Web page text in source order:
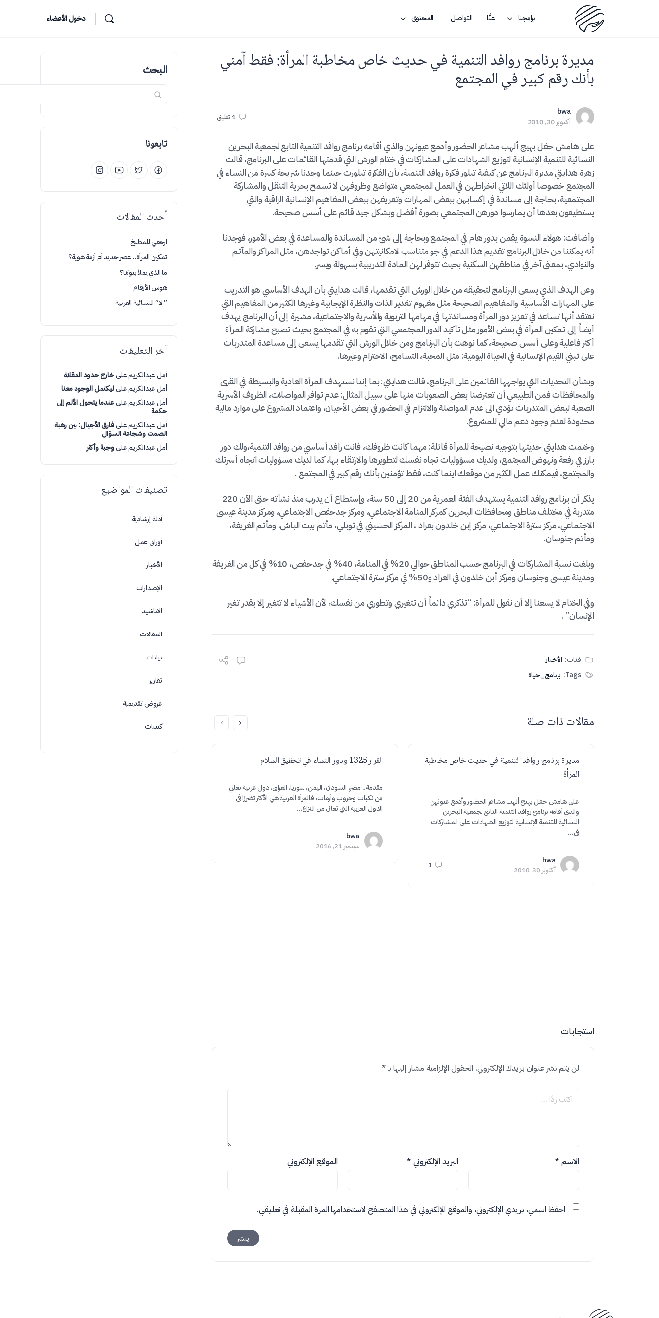
برامجنا عنَّا التواصل المحتوى دخول الأعضاء
مديرة برنامج روافد التنمية في حديث خاص مخاطبة المرأة: فقط آمني
بأنك رقم كبير في المجتمع
bwa
أكتوبر 30, 2010
1 تعليق
على هامش حفل بهيج ألهب مشاعر الحضور وأدمع عيونهن والذي أقامه برنامج روافد التنمية التابع لجمعية البحرين
النسائية للتنمية الإنسانية لتوزيع الشهادات على المشاركات في ختام الورش التي قدمتها القائمات على البرنامج، قالت
زهرة هدايتي مديرة البرنامج عن كيفية تبلور فكرة روافد التنمية، بأن الفكرة تبلورت حينما وجدنا شريحة كبيرة من النساء في
المجتمع خصوصا أولئك اللاتي انخراطهن في العمل المجتمعي متواضع وظروفهن لا تسمح بحرية التنقل والمشاركة
المجتمعية، بحاجة إلى مساندة في إكسابهن ببعض المهارات وتعريفهن ببعض المفاهيم الإنسانية الراقية والتي
يستطيعون بعدها أن يمارسوا دورهن المجتمعي بصورة أفضل وبشكل جيد قائم على أسس صحيحة.
وأضافت: هولاء النسوة يقمن بدور هام في المجتمع وبحاجة إلى شئ من المساندة والمساعدة في بعض الأمور، فوجدنا
أنه يمكننا من خلال البرنامج تقديم هذا الدعم في جو متناسب لامكانيتهن وفي أماكن تواجدهن، مثل المراكز والمآتم
والنوادي، بمعنى آخر في مناطقهن السكنية بحيث تتوفر لهن المادة التدريبية بسهولة ويسر.
وعن الهدف الذي يسعى البرنامج لتحقيقه من خلال الورش التي تقدمها، قالت هدايتي بأن الهدف الأساسي هو التدريب
على المهارات الأساسية والمفاهيم الصحيحة مثل مفهوم تقدير الذات والنظرة الإيجابية وغيرها الكثير من المفاهيم التي
نعتقد أنها تساعد في تعزيز دور المرأة ومساندتها في مهامها التربوية والأسرية والاجتماعية، مشيرة إلى أن البرنامج يهدف
أيضاً إلى تمكين المرأة في بعض الأمور مثل تأكيد الدور المجتمعي التي تقوم به في المجتمع بحيث تصبح مشاركة المرأة
أكثر فاعلية وعلى أسس صحيحة، كما نوهت بأن البرنامج ومن خلال الورش التي تقدمها يسعى إلى مساعدة المتدربات
على تبني القيم الإنسانية في الحياة اليومية: مثل المحبة، التسامح، الاحترام وغيرها.
وبشأن التحديات التي يواجهها القائمين على البرنامج، قالت هدايتي: بما إننا نستهدف المرأة العادية والبسيطة في القرى
والمحافظات فمن الطبيعي أن تعترضنا بعض الصعوبات منها على سبيل المثال: عدم توافر المواصلات، الظروف الأسرية
الصعبة لبعض المتدربات تؤدي الى عدم المواصلة والالتزام في الحضور في بعض الأحيان، واعتماد المشروع على موارد مالية
محدودة لعدم وجود دعم مالي للمشروع.
وختمت هدايتي حديثها بتوجيه نصيحة للمرأة قائلة: مهما كانت ظروفك، فانت رافد أساسي من روافد التنمية،ولك دور
بارز في رفعة ونهوض المجتمع، ولديك مسؤوليات تجاه نفسك لتطويرها والارتقاء بها، كما لديك مسؤوليات اتجاه أسرتك
والمجتمع، فيمكنك عمل الكثير من موقعك اينما كنت، فقط تؤمنين بأنك رقم كبير في المجتمع .
يذكر أن برنامج روافد التنمية يستهدف الفئة العمرية من 20 إلى 50 سنة، وإستطاع أن يدرب منذ نشأته حتى الآن 220
متدربة في مختلف مناطق ومحافظات البحرين كمركز المنامة الاجتماعي، ومركز جدحفص الاجتماعي، ومركز مدينة عيسى
الاجتماعي، مركز سترة الاجتماعي، مركز إبن خلدون بعراد ، المركز الحسيني في توبلي، مأتم بيت الباش، ومأتم الغريفة،
ومأتم جنوسان.
وبلغت نسبة المشاركات في البرنامج حسب المناطق حوالي 20% في المنامة، 40% في جدحفص، 10% في كل من الغريفة
ومدينة عيسى وجنوسان ومركز أبن خلدون في العراد و50% في مركز سترة الاجتماعي.
وفي الختام لا يسعنا إلا أن نقول للمرأة: “تذكري دائماً أن تتغيري وتطوري من نفسك، لأن الأشياء لا تتغير إلا بقدر تغير
الإنسان” .
فئات: الأخبار
Tags: برنامج_حياة
مقالات ذات صلة
مديرة برنامج روافد التنمية في حديث خاص مخاطبة
المرأة
على هامش حفل بهيج ألهب مشاعر الحضور وأدمع عيونهن
والذي أقامه برنامج روافد التنمية التابع لجمعية البحرين
النسائية للتنمية الإنسانية لتوزيع الشهادات على المشاركات
في…
bwa
أكتوبر 30, 2010
1
القرار1325 ودور النساء في تحقيق السلام
مقدمة.. مصر، السودان، اليمن، سوريا، العراق، دول عربية تعاني
من نكبات وحروب وأزمات، فالمرأة العربية هي الأكثر تضررًا في
الدول العربية التي تعاني من النزاع…
bwa
سبتمبر 21, 2016
استجابات
لن يتم نشر عنوان بريدك الإلكتروني. الحقول الإلزامية مشار إليها بـ*
الاسم * البريد الإلكتروني * الموقع الإلكتروني
احفظ اسمي، بريدي الإلكتروني، والموقع الإلكتروني في هذا المتصفح لاستخدامها المرة المقبلة في تعليقي.
البحث
تابعونا
أحدث المقالات
ارجعي للمطبخ
تمكين المرأة.. عصر جديد أم أزمة هوية؟
ما الذي يملأ بيوتنا؟
هوس الأرقام
” لا” النسائية العربية
آخر التعليقات
أمل عبدالكريمعلىخارج حدود المقلاة
أمل عبدالكريمعلىليكتمل الوجود معنا
أمل عبدالكريمعلىعندما يتحول الألم إلى
حكمة
أمل عبدالكريمعلىفارق الأجيال: بين رهبة
الصمت وشجاعة السؤال
أمل عبدالكريمعلىوجبة وأكثر
تصنيفات المواضيع
أدلة إرشادية
أوراق عمل
الأخبار
الإصدارات
الاناشيد
المقالات
بيانات
تقارير
عروض تقديمية
كتيبات